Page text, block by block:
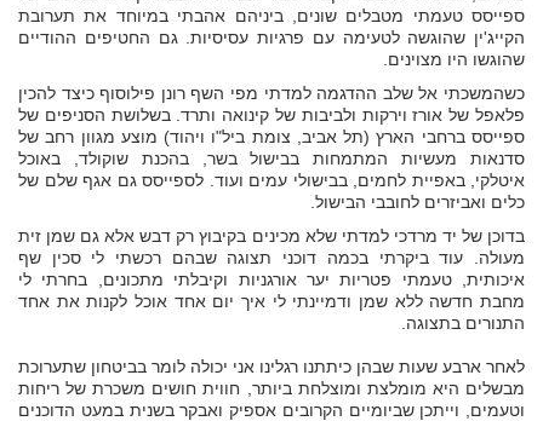
ספייסס טעמתי מטבלים שונים, ביניהם אהבתי במיוחד את תערובת
הקייג'ין שהוגשה לטעימה עם פרגיות עסיסיות. גם החטיפים ההודיים
שהוגשו היו מצוינים.
כשהמשכתי אל שלב ההדגמה למדתי מפי השף רונן פילוסוף כיצד להכין
פלאפל של אורז וירקות ולביבות של קינואה ותרד. בשלושת הסניפים של
ספייסס ברחבי הארץ (תל אביב, צומת ביל"ו ויהוד) מוצע מגוון רחב של
סדנאות מעשיות המתמחות בבישול בשר, בהכנת שוקולד, באוכל
איטלקי, באפיית לחמים, בבישולי עמים ועוד. לספייסס גם אגף שלם של
כלים ואביזרים לחובבי הבישול.
בדוכן של יד מרדכי למדתי שלא מכינים בקיבוץ רק דבש אלא גם שמן זית
מעולה. עוד ביקרתי בכמה דוכני תצוגה שבהם רכשתי לי סכין שף
איכותית, טעמתי פטריות יער אורגניות וקיבלתי מתכונים, בחרתי לי
מחבת חדשה ללא שמן ודמיינתי לי איך יום אחד אוכל לקנות את אחד
התנורים בתצוגה.
לאחר ארבע שעות שבהן כיתתנו רגלינו אני יכולה לומר בביטחון שתערוכת
מבשלים היא מומלצת ומוצלחת ביותר, חווית חושים משכרת של ריחות
וטעמים, וייתכן שביומיים הקרובים אספיק ואבקר בשנית במעט הדוכנים